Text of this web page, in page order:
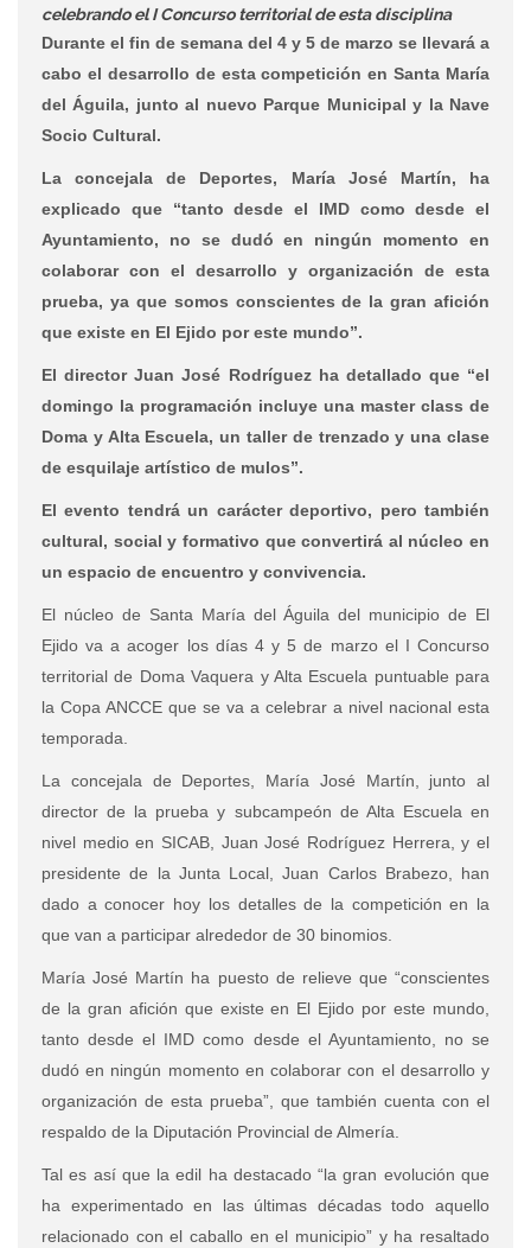
celebrando el I Concurso territorial de esta disciplina
Durante el fin de semana del 4 y 5 de marzo se llevará a
cabo el desarrollo de esta competición en Santa María
del Águila, junto al nuevo Parque Municipal y la Nave
Socio Cultural.
La concejala de Deportes, María José Martín, ha
explicado que “tanto desde el IMD como desde el
Ayuntamiento, no se dudó en ningún momento en
colaborar con el desarrollo y organización de esta
prueba, ya que somos conscientes de la gran afición
que existe en El Ejido por este mundo”.
El director Juan José Rodríguez ha detallado que “el
domingo la programación incluye una master class de
Doma y Alta Escuela, un taller de trenzado y una clase
de esquilaje artístico de mulos”.
El evento tendrá un carácter deportivo, pero también
cultural, social y formativo que convertirá al núcleo en
un espacio de encuentro y convivencia.
El núcleo de Santa María del Águila del municipio de El
Ejido va a acoger los días 4 y 5 de marzo el I Concurso
territorial de Doma Vaquera y Alta Escuela puntuable para
la Copa ANCCE que se va a celebrar a nivel nacional esta
temporada.
La concejala de Deportes, María José Martín, junto al
director de la prueba y subcampeón de Alta Escuela en
nivel medio en SICAB, Juan José Rodríguez Herrera, y el
presidente de la Junta Local, Juan Carlos Brabezo, han
dado a conocer hoy los detalles de la competición en la
que van a participar alrededor de 30 binomios.
María José Martín ha puesto de relieve que “conscientes
de la gran afición que existe en El Ejido por este mundo,
tanto desde el IMD como desde el Ayuntamiento, no se
dudó en ningún momento en colaborar con el desarrollo y
organización de esta prueba”, que también cuenta con el
respaldo de la Diputación Provincial de Almería.
Tal es así que la edil ha destacado “la gran evolución que
ha experimentado en las últimas décadas todo aquello
relacionado con el caballo en el municipio” y ha resaltado